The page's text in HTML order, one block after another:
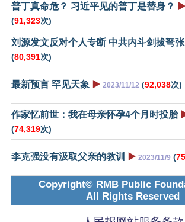
普丁真命危？ 习近平见的普丁是替身？ ▶️
(91,323次)
刘源发文反对个人专断 中共内斗剑拔弩张
(80,391次)
最新预言 罕见天象 ▶️ 2023/11/12 (92,038次)
作家忆前世：我在母亲怀孕4个月时投胎
(74,319次)
李克强没有汲取父亲的教训 ▶️ 2023/11/9 (
Copyright© RMB Public
All Rights Reserved